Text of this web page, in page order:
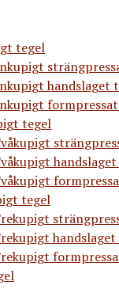
tegel
handslaget
tegel
tegel